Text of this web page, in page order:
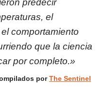
predecir
el
comportamiento
que la ciencia
por completo.»
por The Sentinel